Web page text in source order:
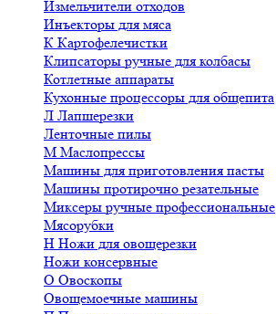
Измельчители отходов
Инъекторы для мяса
К Картофелечистки
Клипсаторы ручные для колбасы
Котлетные аппараты
Кухонные процессоры для общепита
Л Лапшерезки
Ленточные пилы
М Маслопрессы
Машины для приготовления пасты
Машины протирочно резательные
Миксеры ручные профессиональные
Мясорубки
Н Ножи для овощерезки
Ножи консервные
О Овоскопы
Овощемоечные машины